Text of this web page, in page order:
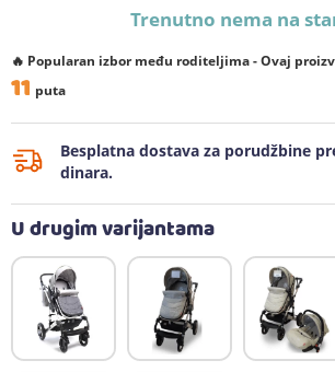
Trenutno nema na
🔥 Popularan izbor među roditeljima - Ovaj
11 puta
Besplatna dostava za porudžbine
dinara.
U drugim varijantama